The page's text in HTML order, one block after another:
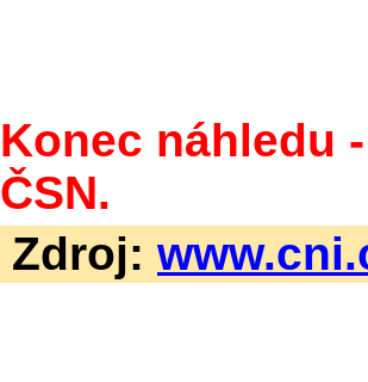
Konec náhledu
ČSN.
Zdroj: